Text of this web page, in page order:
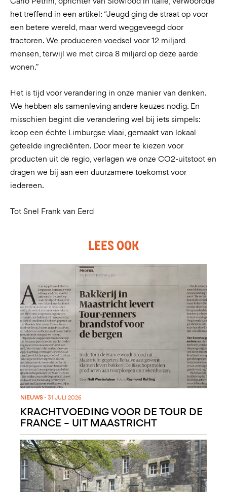
het treffend in een artikel: “Jeugd ging de straat op voor
een betere wereld, maar werd weggeveegd door
tractoren. We produceren voedsel voor 12 miljard
mensen, terwijl we met circa 8 miljard op deze aarde
wonen.”
Het is tijd voor verandering in onze manier van denken.
We hebben als samenleving andere keuzes nodig. En
misschien begint die verandering wel bij iets simpels:
koop een échte Limburgse vlaai, gemaakt van lokaal
geteelde ingrediënten. Door meer te kiezen voor
producten uit de regio, verlagen we onze CO2-uitstoot en
dragen we bij aan een duurzamere toekomst voor
iedereen.
Tot Snel Frank van Eerd
LEES OOK
NIEUWS- 31 JULI 2026
KRACHTVOEDING VOOR DE TOUR DE
FRANCE – UIT MAASTRICHT